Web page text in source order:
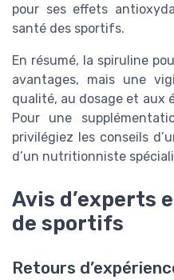
pour ses effets
santé des sportifs.
En résumé, la spiruline
avantages, mais une
qualité, au dosage et aux
Pour une
privilégiez les conseils
d’un nutritionniste
Avis d’experts
de sportifs
Retours